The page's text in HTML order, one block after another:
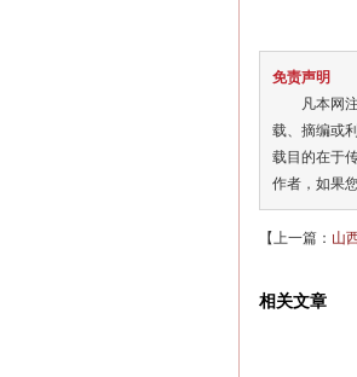
免责声明
凡本网注
载、摘编或
载目的在于
作者，如果
【上一篇： 山
相关文章